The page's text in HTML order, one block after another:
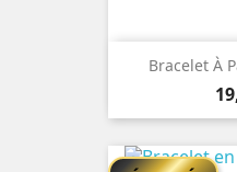
Bracelet À